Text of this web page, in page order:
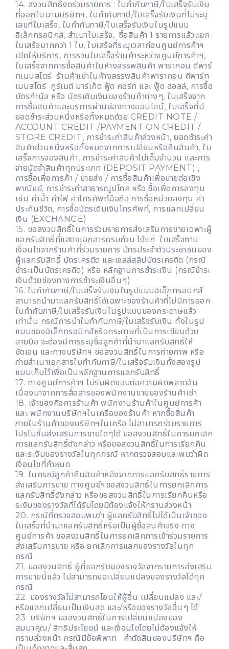
14. สงวนสิทธิ์งดร่วมรายการ : ใบกำกับภาษี/ใบเสร็จรับเงิน
ที่ออกในนามบริษัทฯ, ใบกำกับภาษี/ใบเสร็จรับเงินที่ไม่ระบุ
เลขที่ใบเสร็จ, ใบกำกับภาษี/ใบเสร็จรับเงินในรูปแบบ
อิเล็กทรอนิกส์, สำเนาใบเสร็จ, ซื้อสินค้า 1 รายการแล้วแยก
ใบเสร็จมากกว่า 1 ใบ, ใบเสร็จที่ระบุเวลาก่อนศูนย์การค้าฯ
เปิดให้บริการ, การรวมใบเสร็จร้านค้าระหว่างศูนย์การค้าฯ,
ใบเสร็จจากการซื้อสินค้าในห้างสรรพสินค้า พารากอน ดีพาร์
ทเมนสโตร์ ร้านค้าเช่าในห้างสรรพสินค้าพารากอน ดีพาร์ท
เมนสโตร์ กูร์เมต์ มาร์เก็ต ฟู้ด คอร์ท และ ฟู้ด ฮอลล์, การซื้อ
บัตรกำนัล หรือ บัตรเติมเงินของร้านค้าต่างๆ, ใบเสร็จจาก
การซื้อสินค้าและบริการผ่านช่องทางออนไลน์, ใบเสร็จที่มี
ยอดชำระส่วนหนึ่งหรือทั้งหมดด้วย CREDIT NOTE /
ACCOUNT CREDIT /PAYMENT ON CREDIT /
STORE CREDIT, การชำระค่าสินค้าล่วงหน้า, ยอดชำระค่า
สินค้าส่วนหนึ่งหรือทั้งหมดจากการเปลี่ยนหรือคืนสินค้า, ใบ
เสร็จการจองสินค้า, การชำระค่าสินค้าไม่เต็มจำนวน และการ
จ่ายมัดจำสินค้าทุกประเภท (DEPOSIT PAYMENT) ,
การซื้อเพื่อการค้า / ขายส่ง / การซื้อสินค้าเพื่อขายต่อเชิง
พาณิชย์, การชำระค่าสาธารณูปโภค หรือ ซื้อเพื่อการลงทุน
เช่น ค่าน้ำ ค่าไฟ ค่าโทรศัพท์มือถือ การซื้อหน่วยลงทุน ค่า
ประกันชีวิต, การซื้อบัตรเติมเงินโทรศัพท์, การแลกเปลี่ยน
เงิน (EXCHANGE)
15. ขอสงวนสิทธิ์ในการร่วมรายการส่งเสริมการขายเฉพาะผู้
แลกรับสิทธิ์ที่แสดงเอกสารครบถ้วน ได้แก่ ใบเสร็จตาม
เงื่อนไขจากร้านค้าที่ร่วมรายการ บัตรประจำตัวประชาชนของ
ผู้แลกรับสิทธิ์ บัตรเครดิต และเซลล์สลิปบัตรเครดิต (กรณี
ชำระเป็นบัตรเครดิต) หรือ หลักฐานการชำระเงิน (กรณีชำระ
เงินด้วยช่องทางการชำระเงินอื่นๆ)
16. ใบกำกับภาษี/ใบเสร็จรับเงินในรูปแบบอิเล็กทรอนิกส์
สามารถนำมาแลกรับสิทธิ์ได้เฉพาะของร้านค้าที่ไม่มีการออก
ใบกำกับภาษี/ใบเสร็จรับเงินในรูปแบบของกระดาษแล้ว
เท่านั้น กรณีการนำใบกำกับภาษี/ใบเสร็จรับเงิน ทั้งในรูป
แบบของอิเล็กทรอนิกส์หรือกระดาษที่เป็นการเขียนด้วย
ลายมือ จะต้องมีการระบุชื่อลูกค้าที่นำมาแลกรับสิทธิ์ให้
ชัดเจน และทางบริษัทฯ ขอสงวนสิทธิ์ในการถ่ายภาพ หรือ
ถ่ายสำเนาเอกสารใบกำกับภาษี/ใบเสร็จรับเงินทั้งสองรูป
แบบเก็บไว้เพื่อเป็นหลักฐานการแลกรับสิทธิ์
17. ทางศูนย์การค้าฯ ไม่รับผิดชอบต่อความผิดพลาดอัน
เนื่องมาจากการสื่อสารของพนักงานขายของร้านค้าเช่า
18. เจ้าของกิจการร้านค้า พนักงานร้านค้าในศูนย์การค้า
และ พนักงานบริษัทฯในเครือของร้านค้า หากซื้อสินค้า
ภายในร้านค้าของบริษัทฯในเครือ ไม่สามารถร่วมรายการ
โปรโมชั่นส่งเสริมการขายใดๆได้ ขอสงวนสิทธิ์ในการยกเลิก
การแลกรับสิทธิ์ดังกล่าว หรือขอสงวนสิทธิ์ในการเรียกคืน
และระงับของรางวัลในทุกกรณี หากตรวจสอบและพบว่าผิด
เงื่อนไขที่กำหนด
19. ในกรณีลูกค้าคืนสินค้าหลังจากการแลกรับสิทธิ์รายการ
ส่งเสริมการขาย ทางศูนย์ฯขอสงวนสิทธิ์ในการยกเลิกการ
แลกรับสิทธิ์ดังกล่าว หรือขอสงวนสิทธิ์ในการเรียกคืนหรือ
ระงับของรางวัลที่ได้รับโดยมิต้องแจ้งให้ทราบล่วงหน้า
20. กรณีที่ตรวจสอบพบว่า ผู้แลกรับสิทธิ์ไม่ได้เป็นเจ้าของ
ใบเสร็จที่นำมาแลกรับสิทธิ์หรือเป็นผู้ซื้อสินค้าจริง ทาง
ศูนย์การค้า ขอสงวนสิทธิ์ในการยกเลิกการเข้าร่วมรายการ
ส่งเสริมการขาย หรือ ยกเลิกการแลกของรางวัลในทุก
กรณี
21. ขอสงวนสิทธิ์ ผู้ที่แลกรับของรางวัลจากรายการส่งเสริม
การขายนี้แล้ว ไม่สามารถขอเปลี่ยนแปลงของรางวัลได้ทุก
กรณี
22. ของรางวัลไม่สามารถโอนให้ผู้อื่น เปลี่ยนแปลง และ/
หรือแลกเปลี่ยนเป็นเงินสด และ/หรือของรางวัลอื่นๆ ได้
23. บริษัทฯ ขอสงวนสิทธิ์ในการเปลี่ยนแปลงของ
สมนาคุณ/ สิทธิประโยชน์ และเงื่อนไขโดยไม่ต้องแจ้งให้
ทราบล่วงหน้า กรณีมีข้อพิพาท คำตัดสินของบริษัทฯ ถือ